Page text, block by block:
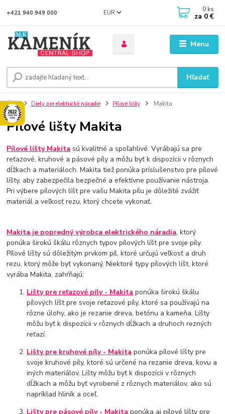
Menu
EUR
Hľadať
+421 940 949 000 0 ks
za 0 €
Úvod Diely pre elektrické náradie Pílové lišty Makita
Pílové lišty Makita
Pílové líšty Makita sú kvalitné a spoľahlivé. Vyrábajú sa pre
reťazové, kruhové a pásové píly a môžu byť k dispozícii v rôznych
dĺžkach a materiáloch. Makita tiež ponúka príslušenstvo pre pílové
líšty, aby zabezpečila bezpečné a efektívne používanie nástroja.
Pri výbere pílových líšt pre vašu Makita pílu je dôležité zvážiť
materiál a veľkosť rezu, ktorý chcete vykonať.
Makita je popredný výrobca elektrického náradia, ktorý
ponúka širokú škálu rôznych typov pílových líšt pre svoje píly.
Pílové líšty sú dôležitým prvkom píl, ktoré určujú veľkosť a druh
rezu, ktorý môže byť vykonaný. Niektoré typy pílových líšt, ktoré
vyrába Makita, zahŕňajú:
Lišty pre reťazové píly - Makita ponúka širokú škálu
pílových líšt pre svoje reťazové píly, ktoré sa používajú na
rôzne úlohy, ako je rezanie dreva, betónu a kameňa. Líšty
môžu byť k dispozícii v rôznych dĺžkach a druhoch rezných
reťazí.
Lišty pre kruhové píly - Makita ponúka pílové líšty pre
svoje kruhové píly, ktoré sú určené na rezanie dreva, kovu a
iných materiálov. Líšty môžu byť k dispozícii v rôznych
dĺžkach a môžu byť vyrobené z rôznych materiálov, ako sú
napríklad hliník a oceľ.
Lišty pre pásové píly - Makita ponúka aj pílové líšty pre